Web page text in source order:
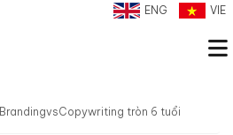
ENG VIE
BrandingvsCopywriting tròn 6 tuổi